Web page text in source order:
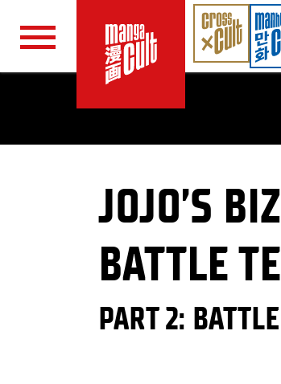
JOJO’S
BATTLE
PART 2: